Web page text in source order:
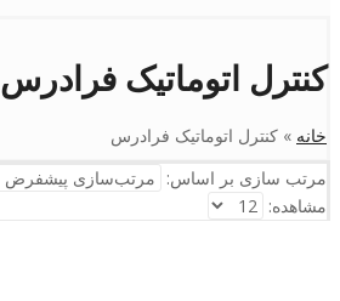
کنترل اتوماتیک فرادرس
خانه » کنترل اتوماتیک فرادرس
مرتب سازی بر اساس:
مشاهده: